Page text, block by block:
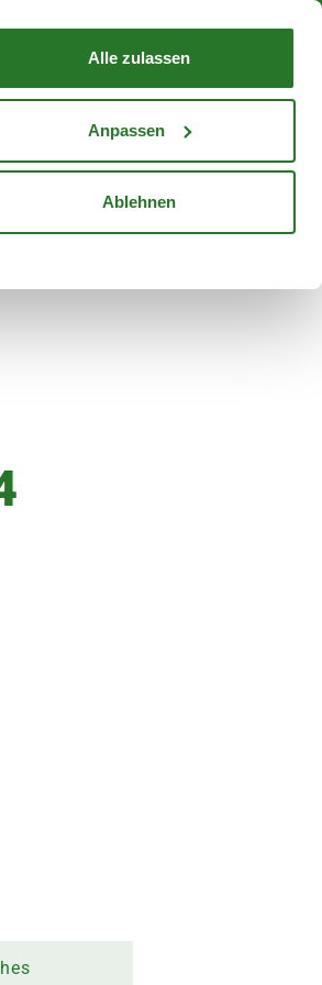
Alle zulassen
Anpassen
Ablehnen
Mein KontoStandorte
WARENKORB